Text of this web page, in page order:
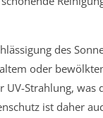
des
oder
Strahlung, was
ist daher